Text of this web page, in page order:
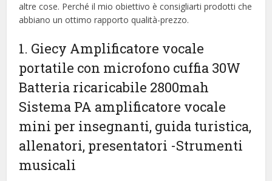
altre cose. Perché il mio obiettivo è consigliarti prodotti che
abbiano un ottimo rapporto qualità-prezzo.
1. Giecy Amplificatore vocale
portatile con microfono cuffia 30W
Batteria ricaricabile 2800mah
Sistema PA amplificatore vocale
mini per insegnanti, guida turistica,
allenatori, presentatori -Strumenti
musicali